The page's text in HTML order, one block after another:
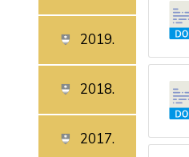
2019.
2018.
2017.